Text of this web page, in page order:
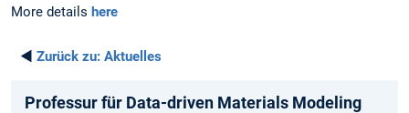
More details here
◄ Zurück zu: Aktuelles
Professur für Data-driven Materials Modeling